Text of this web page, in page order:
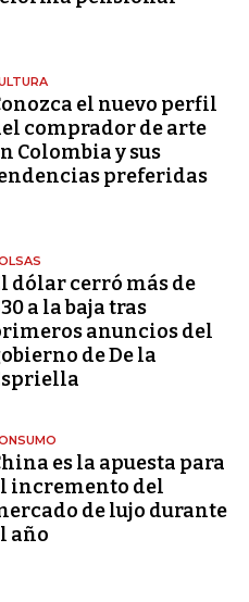
el nuevo perfil
comprador de arte
Colombia y sus
preferidas
dólar cerró más de
a la baja tras
anuncios del
de De la
es la apuesta para
incremento del
de lujo durante
año